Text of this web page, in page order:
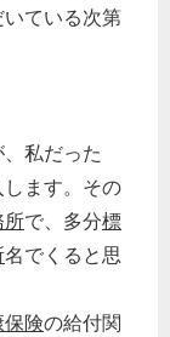
ている次第
私だった
ます。その
所で、多分標
名でくると思
険の給付関